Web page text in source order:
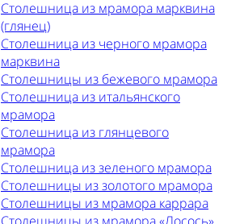
Столешница из мрамора марквина
(глянец)
Столешница из черного мрамора
марквина
Столешницы из бежевого мрамора
Столешница из итальянского
мрамора
Столешница из глянцевого
мрамора
Столешница из зеленого мрамора
Столешницы из золотого мрамора
Столешницы из мрамора каррара